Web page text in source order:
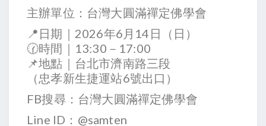
主辦單位：台灣大圓滿禪定佛學會
📍日期｜2026年6月14日（日）
🕜時間｜13:30－17:00
📌地點｜台北市濟南路三段
（忠孝新生捷運站6號出口）
FB搜尋：台灣大圓滿禪定佛學會
Line ID：@samten